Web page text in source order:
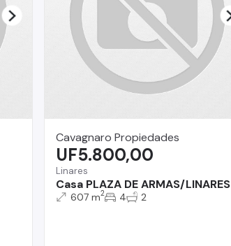
Cavagnaro Propiedades
Linares
Casa PLAZA DE ARMAS/LINARES
UF5.800,00
607 m2 4 2